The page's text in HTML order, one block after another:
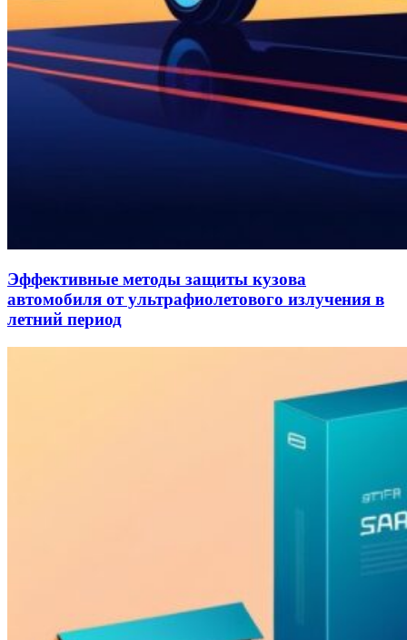
Эффективные методы защиты кузова
автомобиля от ультрафиолетового излучения в
летний период